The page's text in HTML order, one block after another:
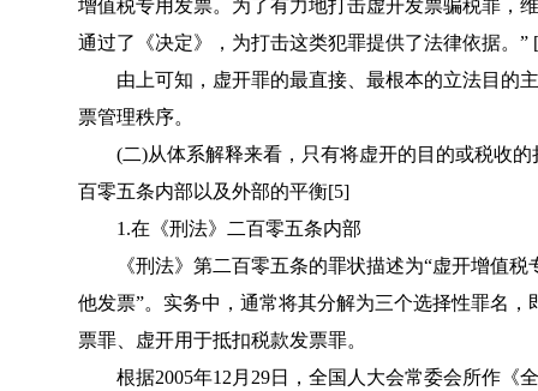
增值税专用发票。为了有力地打击虚开发票骗税罪，
通过了《决定》，为打击这类犯罪提供了法律依据。”
由上可知，虚开罪的最直接、最根本的立法目的
票管理秩序。
(二)从体系解释来看，只有将虚开的目的或税收的
百零五条内部以及外部的平衡[5]
1.在《刑法》二百零五条内部
《刑法》第二百零五条的罪状描述为“虚开增值
他发票”。实务中，通常将其分解为三个选择性罪名
票罪、虚开用于抵扣税款发票罪。
根据2005年12月29日，全国人大会常委会所作《